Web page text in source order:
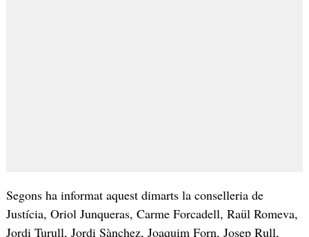
Segons ha informat aquest dimarts la conselleria de
Justícia, Oriol Junqueras, Carme Forcadell, Raül Romeva,
Jordi Turull, Jordi Sànchez, Joaquim Forn, Josep Rull,